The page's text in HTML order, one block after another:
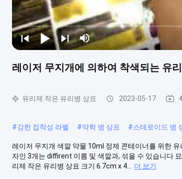
레이저 무지개에 의하여 착색되는 유
유리제 작은 유리병 상표 2023-05-17
#강한 접착성 라벨 #약학 병 상표 #스테로이드 병
레이저 무지개 색깔 약물 10ml 정제 콘테이너를 위한
자인 3개는 diffirent 이름 및 색깔과, 섞을 수 있습니다
리제 작은 유리병 상표 크기 6.7cm x 4...
더 보기